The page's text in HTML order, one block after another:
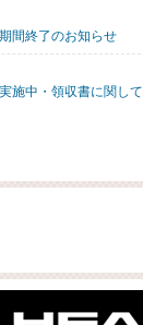
間終了のお知らせ
施中・領収書に関して